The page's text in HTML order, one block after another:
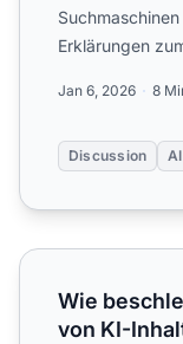
Erklärungen
Jan 6, 2026 8
Discussion
Wie beschleunigt
Wie
von KI-